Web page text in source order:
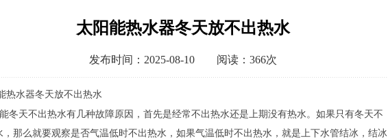
太阳能热水器冬天放不出热水
发布时间：2025-08-10 阅读：366次
热水器冬天放不出热水
冬天不出热水有几种故障原因，首先是经常不出热水还是上期没有热水。如果只有冬天不
，那么就要观察是否气温低时不出热水，如果气温低时不出热水，就是上下水管结冰，结冰